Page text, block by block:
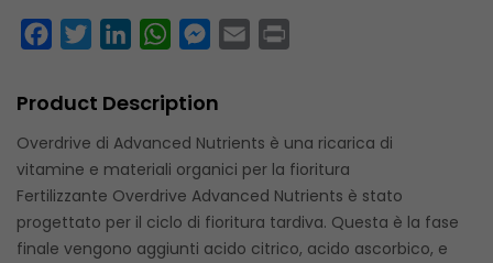
FacebookTwitterLinkedInWhatsAppMessenger
Email
Product Description
Overdrive di Advanced Nutrients è una ricarica di
vitamine e materiali organici per la fioritura
Fertilizzante Overdrive Advanced Nutrients è stato
progettato per il ciclo di fioritura tardiva. Questa è la fase
finale vengono aggiunti acido citrico, acido ascorbico, e